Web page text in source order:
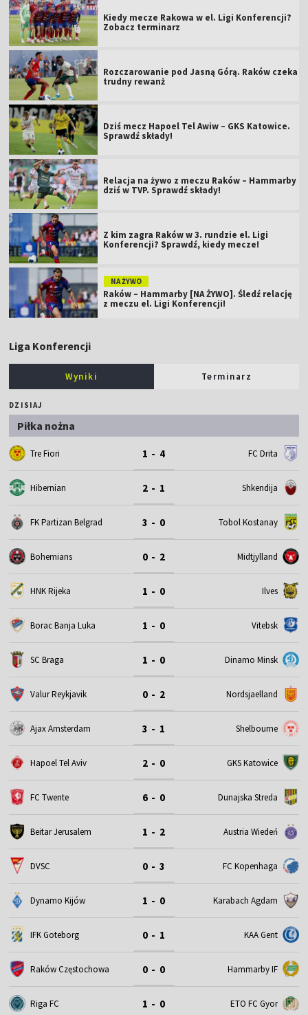
Kiedy mecze Rakowa w el. Ligi Konferencji?
Zobacz terminarz
Rozczarowanie pod Jasną Górą. Raków czeka
trudny rewanż
Dziś mecz Hapoel Tel Awiw – GKS Katowice.
Sprawdź składy!
Relacja na żywo z meczu Raków – Hammarby
dziś w TVP. Sprawdź składy!
Z kim zagra Raków w 3. rundzie el. Ligi
Konferencji? Sprawdź, kiedy mecze!
NA ŻYWO
Raków – Hammarby [NA ŻYWO]. Śledź relację
z meczu el. Ligi Konferencji!
Liga Konferencji
Wyniki Terminarz
DZISIAJ
Piłka nożna
Tre Fiori 1 - 4 FC Drita
Hibernian 2 - 1 Shkendija
FK Partizan Belgrad 3 - 0 Tobol Kostanay
Bohemians 0 - 2 Midtjylland
HNK Rijeka 1 - 0 Ilves
Borac Banja Luka 1 - 0 Vitebsk
SC Braga 1 - 0 Dinamo Minsk
Valur Reykjavik 0 - 2 Nordsjaelland
Ajax Amsterdam 3 - 1 Shelbourne
Hapoel Tel Aviv 2 - 0 GKS Katowice
FC Twente 6 - 0 Dunajska Streda
Beitar Jerusalem 1 - 2 Austria Wiedeń
DVSC 0 - 3 FC Kopenhaga
Dynamo Kijów 1 - 0 Karabach Agdam
IFK Goteborg 0 - 1 KAA Gent
Raków Częstochowa 0 - 0 Hammarby IF
Riga FC 1 - 0 ETO FC Gyor